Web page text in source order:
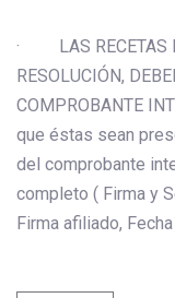
· LAS RECETAS
RESOLUCIÓN,
COMPROBANTE
que éstas sean
del comprobante
completo ( Firma y
Firma afiliado,